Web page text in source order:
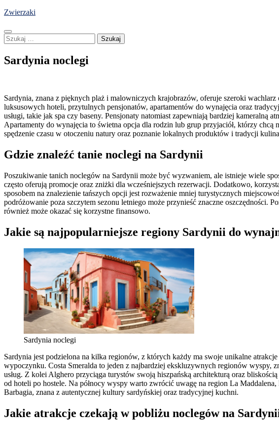
Skip
content
Zwierzaki
Szukaj:
Sardynia noclegi
Sardynia, znana z pięknych plaż i malowniczych krajobrazów, oferuje szeroki
luksusowych hoteli, przytulnych pensjonatów, apartamentów do wynajęcia oraz
usługi, takie jak spa czy baseny. Pensjonaty natomiast zapewniają bardziej
Apartamenty do wynajęcia to świetna opcja dla rodzin lub grup przyjaciół, którzy
spędzenie czasu w otoczeniu natury oraz poznanie lokalnych produktów i tradycji
Gdzie znaleźć tanie noclegi na Sardynii
Poszukiwanie tanich noclegów na Sardynii może być wyzwaniem, ale istnieje wiele
często oferują promocje oraz zniżki dla wcześniejszych rezerwacji. Dodatkowo,
sposobem na znalezienie tańszych opcji jest rozważenie mniej turystycznych
podróżowanie poza szczytem sezonu letniego może przynieść znaczne
również może okazać się korzystne finansowo.
Jakie są najpopularniejsze regiony Sardynii do
Sardynia noclegi
Sardynia jest podzielona na kilka regionów, z których każdy ma swoje unikalne
wypoczynku. Costa Smeralda to jeden z najbardziej ekskluzywnych regionów wyspy,
usług. Z kolei Alghero przyciąga turystów swoją hiszpańską architekturą oraz
od hoteli po hostele. Na północy wyspy warto zwrócić uwagę na region La
Barbagia, znana z autentycznej kultury sardyńskiej oraz tradycyjnej kuchni.
Jakie atrakcje czekają w pobliżu noclegów na